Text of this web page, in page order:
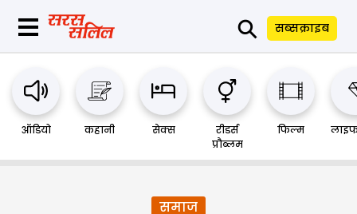
⚲ सब्सक्राइब
ऑडियो कहानी सेक्स
रीडर्स
प्रौब्लम
फिल्म
समाज